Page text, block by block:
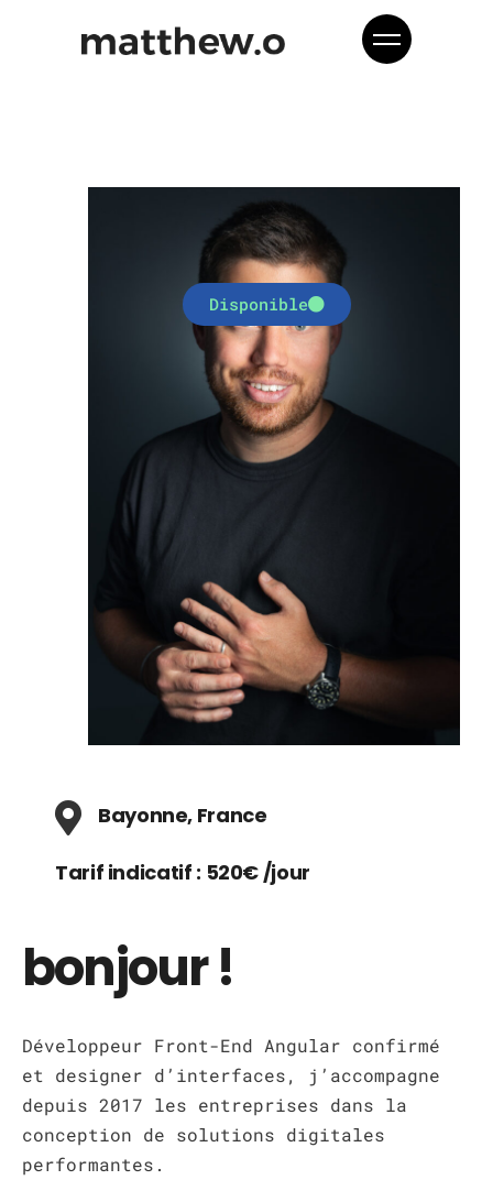
Bayonne, France
Tarif indicatif : 520€ /jour
Disponible
bonjour !
Développeur Front-End Angular confirmé
et designer d’interfaces, j’accompagne
depuis 2017 les entreprises dans la
conception de solutions digitales
performantes.